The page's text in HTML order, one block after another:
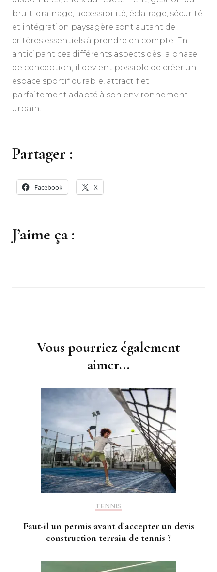
bruit, drainage, accessibilité, éclairage, sécurité
et intégration paysagère sont autant de
critères essentiels à prendre en compte. En
anticipant ces différents aspects dès la phase
de conception, il devient possible de créer un
espace sportif durable, attractif et
parfaitement adapté à son environnement
urbain.
Partager :
Facebook X
J’aime ça :
Vous pourriez également
aimer...
TENNIS
Faut-il un permis avant d’accepter un devis
construction terrain de tennis ?